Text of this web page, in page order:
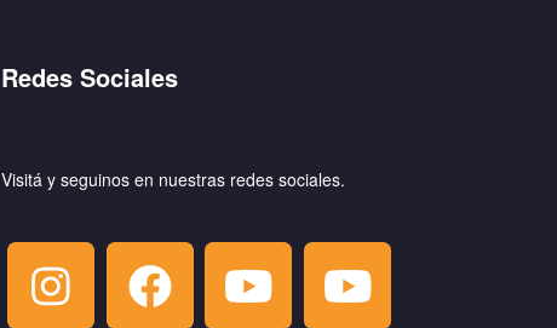
Redes Sociales
Visitá y seguinos en nuestras redes sociales.